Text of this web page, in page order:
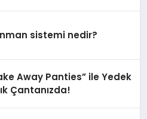
sistemi nedir?
Away Panties” ile Yedek
Çantanızda!